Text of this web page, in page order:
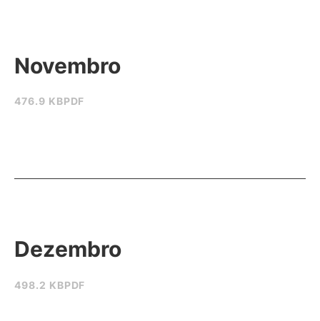
476.9 KBPDF
Novembro
498.2 KBPDF
Dezembro